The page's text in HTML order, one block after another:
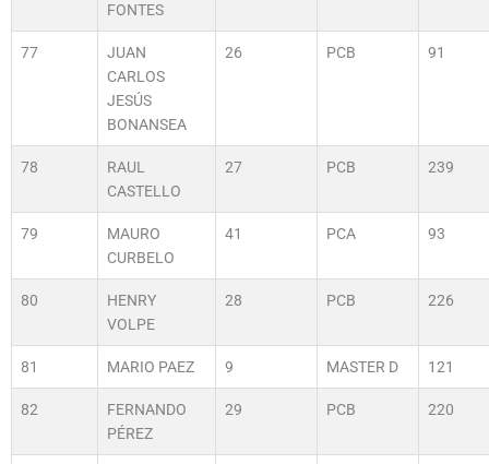
FONTES
77
JUAN
CARLOS
JESÚS
BONANSEA
26 PCB 91
78
RAUL
CASTELLO
27 PCB 239
79
MAURO
CURBELO
41 PCA 93
80
HENRY
VOLPE
28 PCB 226
81 MARIO PAEZ 9 MASTER D 121
82
FERNANDO
PÉREZ
29 PCB 220